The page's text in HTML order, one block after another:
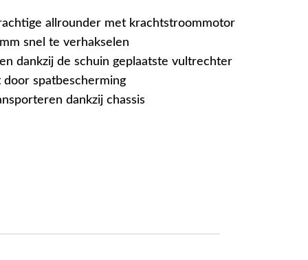
allrounder met krachtstroommotor
snel te verhakselen
dankzij de schuin geplaatste vultrechter
spatbescherming
dankzij chassis